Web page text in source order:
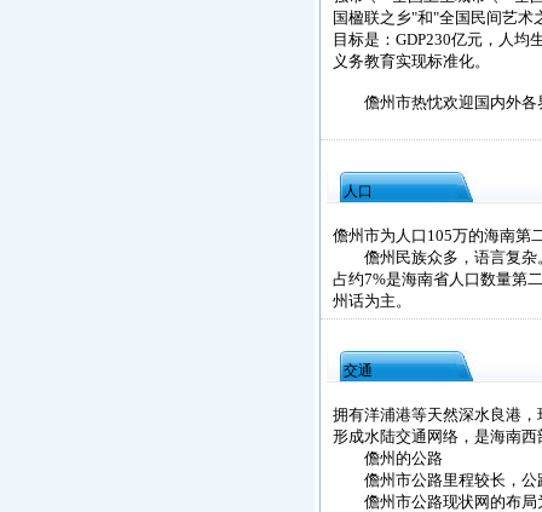
国楹联之乡"和"全国民间艺术
目标是：GDP230亿元，人均
义务教育实现标准化。
儋州市热忱欢迎国内外各
人口
儋州市为人口105万的海南第
儋州民族众多，语言复杂
占约7%是海南省人口数量第
州话为主。
交通
拥有洋浦港等天然深水良港
形成水陆交通网络，是海南
儋州的公路
儋州市公路里程较长，公
儋州市公路现状网的布局